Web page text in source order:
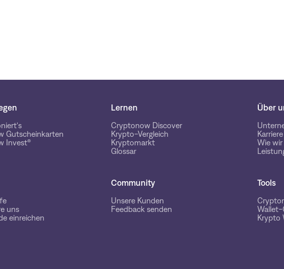
Gutscheinkarten
Invest®
Lernen
Cryptonow Discover
Krypto-Vergleich
Kryptomarkt
Glossar
Über
Karriere
Wie wir
uns
einreichen
Community
Unsere Kunden
Feedback senden
Tools
Wallet-
Krypto